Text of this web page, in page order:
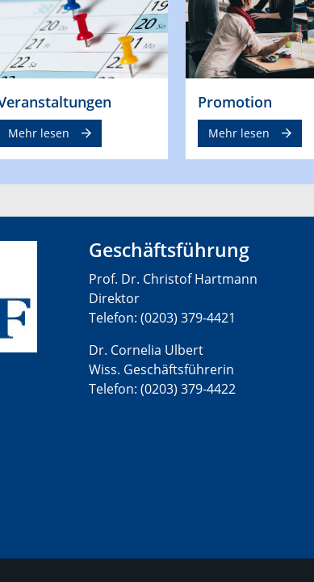
Mehr lesen
Promotion
Mehr lesen
Geschäftsführung
Prof. Dr. Christof Hartmann
Direktor
Telefon: (0203) 379-4421
Dr. Cornelia Ulbert
Wiss. Geschäftsführerin
Telefon: (0203) 379-4422